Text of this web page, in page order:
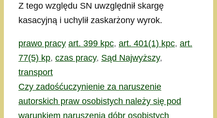
Z tego względu SN uwzględnił skargę
kasacyjną i uchylił zaskarżony wyrok.
Kategorie
prawo pracy Tagi
art. 399 kpc, art. 401(1) kpc, art.
77(5) kp, czas pracy, Sąd Najwyższy,
transport
Czy zadośćuczynienie za naruszenie
autorskich praw osobistych należy się pod
warunkiem naruszenia dóbr osobistych